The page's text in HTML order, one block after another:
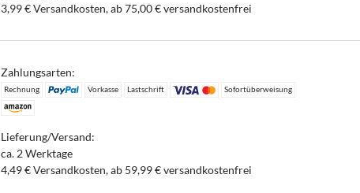
3,99 € Versandkosten, ab 75,00 € versandkostenfrei
Zahlungsarten:
Rechnung Vorkasse Lastschrift Sofortüberweisung
Lieferung/Versand:
ca. 2 Werktage
4,49 € Versandkosten, ab 59,99 € versandkostenfrei